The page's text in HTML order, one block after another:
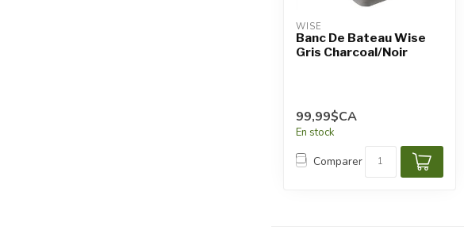
d'appareils
peuvent
toucher
WISE
Banc De Bateau Wise
Gris Charcoal/Noir
99,99$CA
En stock
Comparer